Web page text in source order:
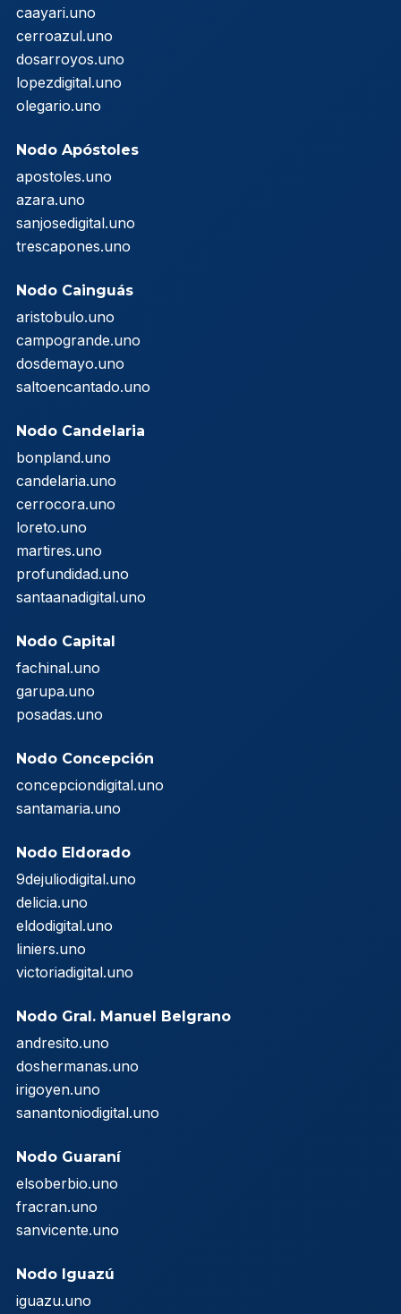
caayari.uno
cerroazul.uno
dosarroyos.uno
lopezdigital.uno
olegario.uno
Nodo Apóstoles
apostoles.uno
azara.uno
sanjosedigital.uno
trescapones.uno
Nodo Cainguás
aristobulo.uno
campogrande.uno
dosdemayo.uno
saltoencantado.uno
Nodo Candelaria
bonpland.uno
candelaria.uno
cerrocora.uno
loreto.uno
martires.uno
profundidad.uno
santaanadigital.uno
Nodo Capital
fachinal.uno
garupa.uno
posadas.uno
Nodo Concepción
concepciondigital.uno
santamaria.uno
Nodo Eldorado
9dejuliodigital.uno
delicia.uno
eldodigital.uno
liniers.uno
victoriadigital.uno
Nodo Gral. Manuel Belgrano
andresito.uno
doshermanas.uno
irigoyen.uno
sanantoniodigital.uno
Nodo Guaraní
elsoberbio.uno
fracran.uno
sanvicente.uno
Nodo Iguazú
iguazu.uno